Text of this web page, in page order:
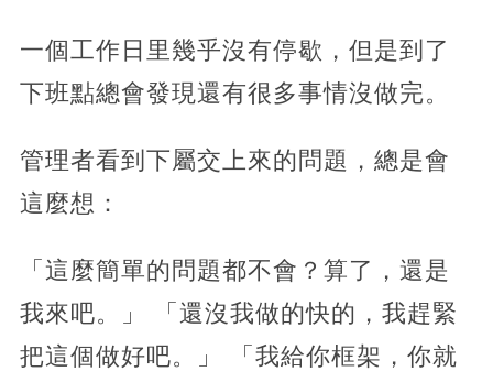
一個工作日里幾乎沒有停歇，但是到了
下班點總會發現還有很多事情沒做完。
管理者看到下屬交上來的問題，總是會
這麼想：
「這麼簡單的問題都不會？算了，還是
我來吧。」 「還沒我做的快的，我趕緊
把這個做好吧。」 「我給你框架，你就